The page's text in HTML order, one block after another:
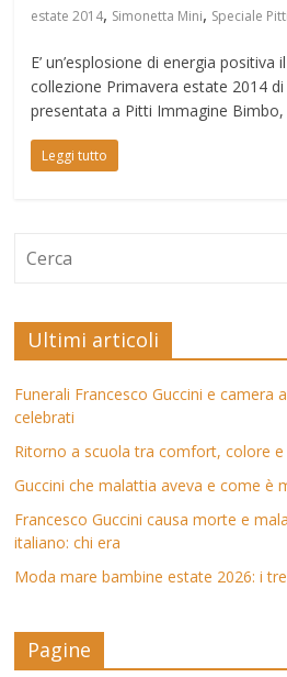
estate 2014, Simonetta Mini, Speciale
E’ un’esplosione di energia positiva
collezione Primavera estate 2014
presentata a Pitti Immagine Bimbo,
Leggi tutto
Ultimi articoli
Funerali Francesco Guccini e camera
celebrati
Ritorno a scuola tra comfort, colore
Guccini che malattia aveva e come è
Francesco Guccini causa morte e
italiano: chi era
Moda mare bambine estate 2026: i
Pagine